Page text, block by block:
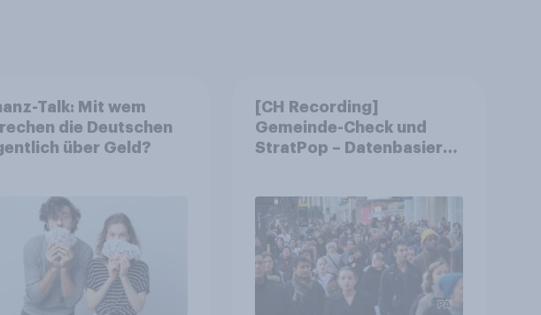
Talk: Mit wem
die Deutschen
über Geld?
[CH Recording]
Gemeinde-Check und
StratPop – Datenbasierte